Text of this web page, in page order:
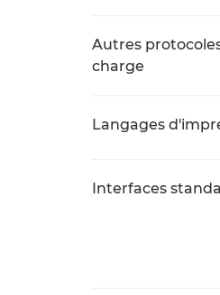
Autres
charge
Langages
Interfaces